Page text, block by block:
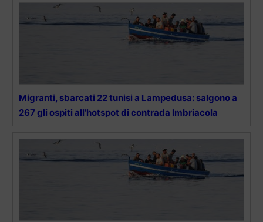
Migranti, sbarcati 22 tunisi a Lampedusa: salgono a
267 gli ospiti all’hotspot di contrada Imbriacola